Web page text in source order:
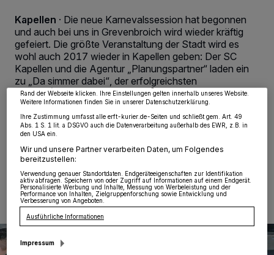
Kapellen · Die neue Karnevalssession hat begonnen
und auch bei uns in Grevenbroich wird wieder kräftig
gefeiert. Die größte Veranstaltung der Stadt wird es
wohl auch 2017 wieder in Kapellen geben: Der SC
Kapellen und die Agentur „Planungspartner“ laden ein
zu „Da simmer dabei“, der erfolgreichsten
Veranstaltung im Kreis seit 2004. In den vergangenen
13 Jahren waren insgesamt knapp 30.000 Menschen
mit dabei.
14.11.2016 , 12:50 Uhr 2 Minuten Lesezeit
Wir und unsere218 -Partner speichern und greifen auf personenbezogene Daten
wie Browserdaten oder eindeutige Kennungen auf Ihrem Gerät zu. Durch Auswahl
von OK aktivieren Sie Tracking-Technologien für die unter „Wir und unsere
Partner verarbeiten Daten, um Ihnen Dienste bereitzustellen“ aufgeführten
Zwecke. Wenn Tracker deaktiviert sind, sind manche Inhalte und Anzeigen
möglicherweise nicht mehr so relevant für Sie. Sie können dieses Menü jederzeit
wieder aufrufen, um Ihre Einstellungen zu ändern oder Ihre Einwilligung zu
widerrufen, indem Sie auf den Link Einstellungen oder Ablehnen am unteren
Rand der Webseite klicken. Ihre Einstellungen gelten innerhalb unseres Website.
Weitere Informationen finden Sie in unserer Datenschutzerklärung.
Ihre Zustimmung umfasst alle erft-kurier.de-Seiten und schließt gem. Art. 49
Abs. 1 S. 1 lit. a DSGVO auch die Datenverarbeitung außerhalb des EWR, z.B. in
den USA ein.
Wir und unsere Partner verarbeiten Daten, um Folgendes
bereitzustellen:
Verwendung genauer Standortdaten. Endgeräteeigenschaften zur Identifikation
aktiv abfragen. Speichern von oder Zugriff auf Informationen auf einem Endgerät.
Personalisierte Werbung und Inhalte, Messung von Werbeleistung und der
Performance von Inhalten, Zielgruppenforschung sowie Entwicklung und
Verbesserung von Angeboten.
Ausführliche Informationen
Impressum